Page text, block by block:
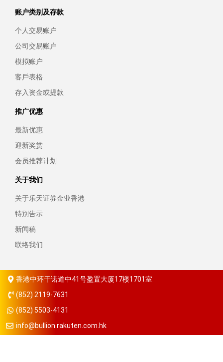
账户类别及存款
个人交易账户
公司交易账户
模拟账户
客戶表格
存入资金或提款
推广优惠
最新优惠
迎新奖赏
会员推荐计划
关于我们
关于乐天证券金业香港
特別告示
新闻稿
联络我们
香港中环干诺道中41号盈置大厦17楼1701室
(852) 2119-7631
(852) 5503-4131
info@bullion.rakuten.com.hk